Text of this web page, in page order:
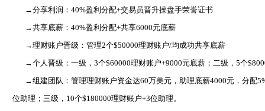
→分享利润：40%盈利分配+交易员晋升操盘手荣誉证书
→共享底薪：40%盈利分配+共享6000元底薪
→理财账户晋级：管理2个$50000理财账户/均成功共享底薪
→个人晋级：一级，3个$60000理财账户+9000元底薪；二级，5个
→组建团队：管理理财账户资金达60万美元，助理底薪4000元，分配
位助理；三级，10个$180000理财账户+3位助理。